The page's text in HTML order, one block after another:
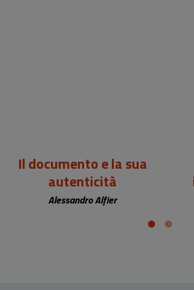
Il documento e la sua
autenticità
Alessandro Alfier